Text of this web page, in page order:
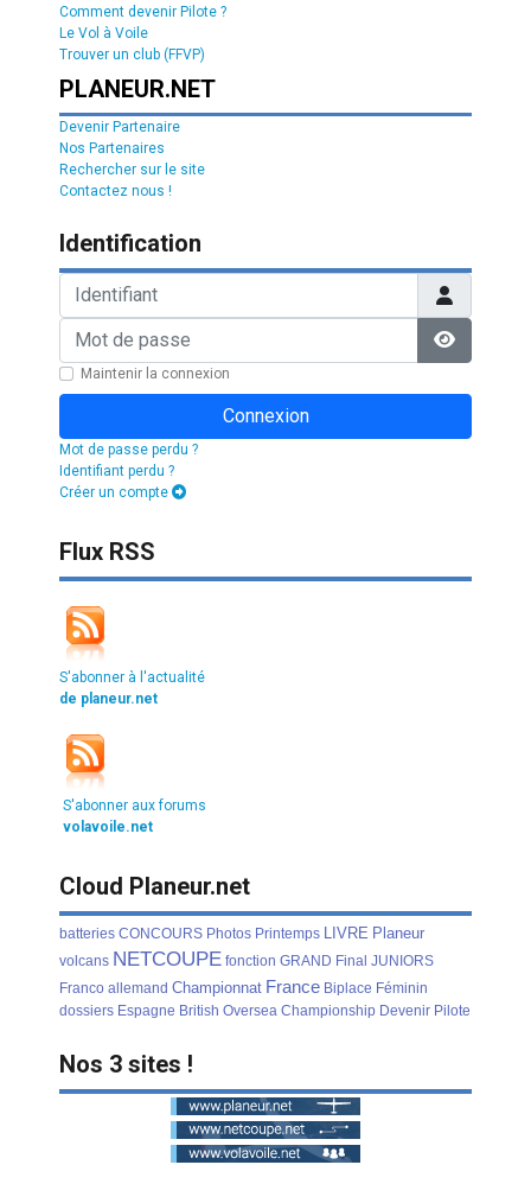
Comment devenir Pilote ?
Le Vol à Voile
Trouver un club (FFVP)
PLANEUR.NET
Devenir Partenaire
Nos Partenaires
Rechercher sur le site
Contactez nous !
Identification
Afficher
Maintenir la connexion
Connexion
Mot de passe perdu ?
Identifiant perdu ?
Créer un compte
Flux RSS
S'abonner à l'actualité
de planeur.net
S'abonner aux forums
volavoile.net
Cloud Planeur.net
batteries CONCOURS Photos Printemps LIVRE Planeur
volcans NETCOUPE fonction GRAND Final JUNIORS
Franco allemand Championnat France Biplace Féminin
dossiers Espagne British Oversea Championship Devenir Pilote
Nos 3 sites !